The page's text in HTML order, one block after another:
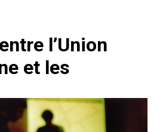
l’Union
et les